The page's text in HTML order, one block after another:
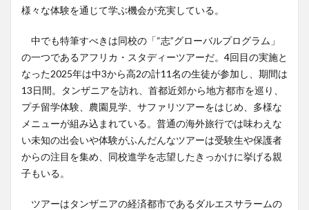
様々な体験を通じて学ぶ機会が充実している。
中でも特筆すべきは同校の「“志”グローバルプログラム」
の一つであるアフリカ・スタディーツアーだ。4回目の実施と
なった2025年は中3から高2の計11名の生徒が参加し、期間は
13日間。タンザニアを訪れ、首都近郊から地方都市を巡り、
プチ留学体験、農園見学、サファリツアーをはじめ、多様な
メニューが組み込まれている。普通の海外旅行では味わえな
い未知の出会いや体験がふんだんなツアーは受験生や保護者
からの注目を集め、同校進学を志望したきっかけに挙げる親
子もいる。
ツアーはタンザニアの経済都市であるダルエスサラームの